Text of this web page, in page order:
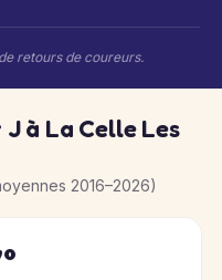
retours de coureurs.
à La Celle Les
2016–2026)